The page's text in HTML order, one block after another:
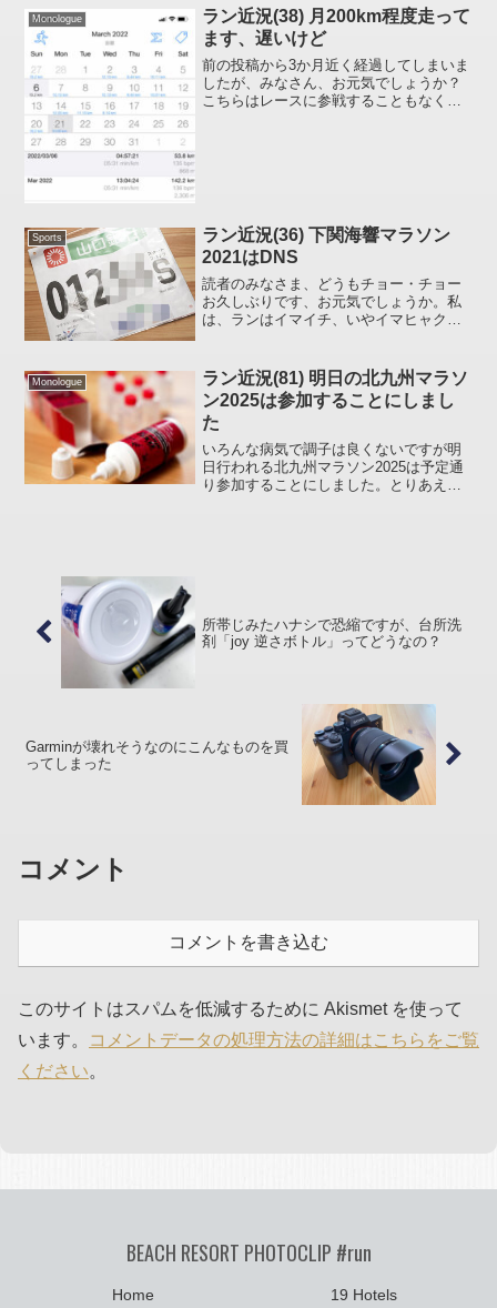
にしようかと思っています(定期便)今のと
こ...
Monologue
ラン近況(38) 月200km程度走って
ます、遅いけど
前の投稿から3か月近く経過してしまいま
したが、みなさん、お元気でしょうか？
こちらはレースに参戦することもなく、
Sports
ラン近況(36) 下関海響マラソン
2021はDNS
読者のみなさま、どうもチョー・チョー
お久しぶりです、お元気でしょうか。私
は、ランはイマイチ、いやイマヒャクで
したので参加予定です。」と書きました
が、いままで体験したこ...
Monologue
ラン近況(81) 明日の北九州マラソ
ン2025は参加することにしまし
た
いろんな病気で調子は良くないですが明
日行われる北九州マラソン2025は予定通
り参加することにしました。とりあえず
所帯じみたハナシで恐縮ですが、台所洗
剤「joy 逆さボトル」ってどうなの？
Garminが壊れそうなのにこんなものを買
ってしまった
コメント
コメントを書き込む
このサイトはスパムを低減するために Akismet を使って
います。
コメントデータの処理方法の詳細はこちらをご覧
ください。
BEACH RESORT PHOTOCLIP #run
Home 19 Hotels